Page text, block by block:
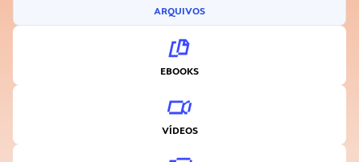
ARQUIVOS
EBOOKS
VÍDEOS